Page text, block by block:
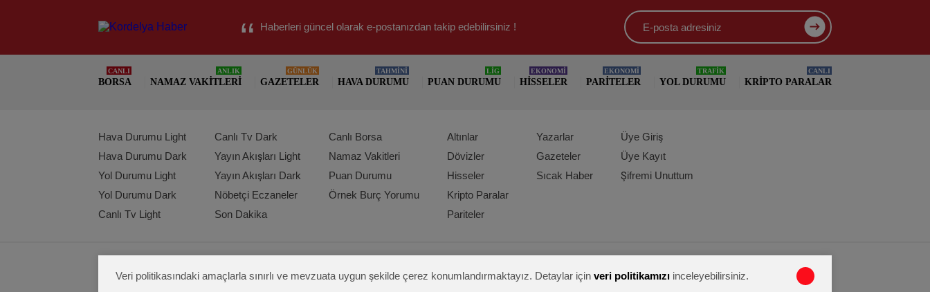
Haberleri güncel olarak e-postanızdan takip edebilirsiniz !
BORSA
CANLI
NAMAZ VAKITLERI
ANLIK
GAZETELER
GÜNLÜK
HAVA DURUMU
TAHMİNİ
PUAN DURUMU
LİG
HISSELER
EKONOMİ
PARITELER
EKONOMİ
YOL DURUMU
TRAFİK
KRIPTO PARALAR
CANLI
Hava Durumu Light
Hava Durumu Dark
Yol Durumu Light
Yol Durumu Dark
Canlı Tv Light
Canlı Tv Dark
Yayın Akışları Light
Yayın Akışları Dark
Nöbetçi Eczaneler
Son Dakika
Canlı Borsa
Namaz Vakitleri
Puan Durumu
Örnek Burç Yorumu
Altınlar
Dövizler
Hisseler
Kripto Paralar
Pariteler
Yazarlar
Gazeteler
Sıcak Haber
Üye Giriş
Üye Kayıt
Şifremi Unuttum
Veri politikasındaki amaçlarla sınırlı ve mevzuata uygun şekilde çerez konumlandırmaktayız. Detaylar için veri politikamızı inceleyebilirsiniz.